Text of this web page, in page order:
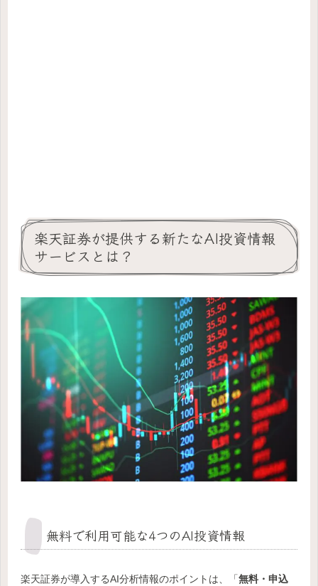
楽天証券が提供する新たなAI投資情報
サービスとは？
無料で利用可能な4つのAI投資情報
楽天証券が導入するAI分析情報のポイントは、「無料・申込